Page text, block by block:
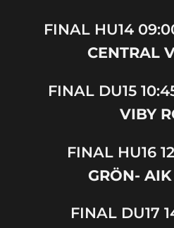
FINALHU14
CENTRAL
FINAL DU15
VIBY
FINAL HU16
GRÖN-
FINALDU17